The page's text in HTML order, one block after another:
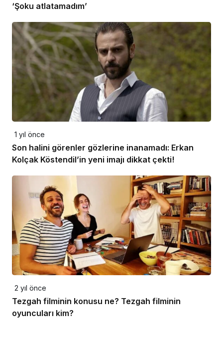
‘Şoku atlatamadım’
1 yıl önce
Son halini görenler gözlerine inanamadı: Erkan
Kolçak Köstendil’in yeni imajı dikkat çekti!
2 yıl önce
Tezgah filminin konusu ne? Tezgah filminin
oyuncuları kim?